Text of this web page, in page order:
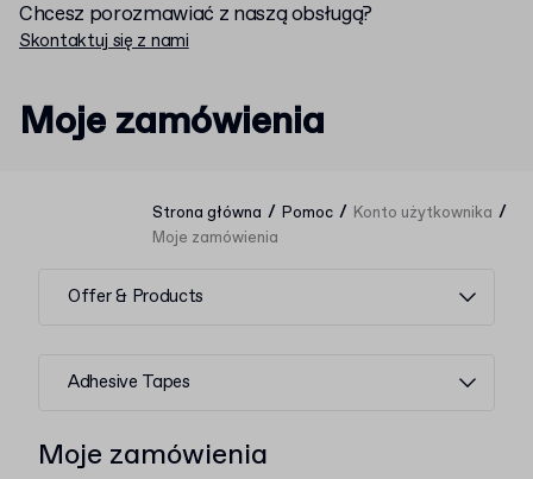
Chcesz porozmawiać z naszą obsługą?
Skontaktuj się z nami
Moje zamówienia
Strona główna / Pomoc / Konto użytkownika /
Moje zamówienia
Offer & Products
Adhesive Tapes
Moje zamówienia